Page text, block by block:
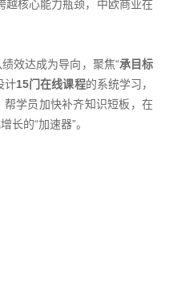
越核心能力瓶颈，中欧商业在
效达成为导向，聚焦“承目标
计15门在线课程的系统学习，
帮学员加快补齐知识短板，在
长的“加速器”。